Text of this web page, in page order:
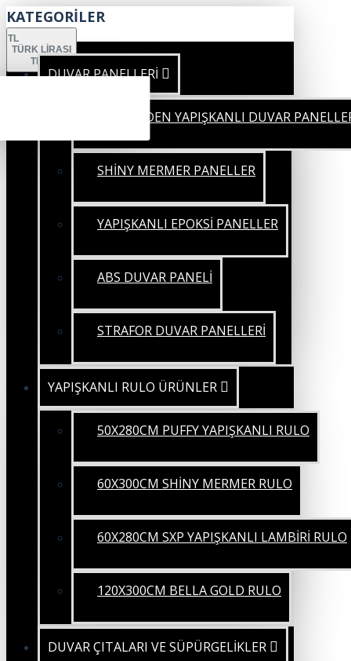
KATEGORİLER
TL
TÜRK LIRASI
TRY
DUVAR PANELLERİ
KENDİNDEN YAPIŞKANLI DUVAR
SHİNY MERMER PANELLER
YAPIŞKANLI EPOKSİ PANELLER
ABS DUVAR PANELİ
STRAFOR DUVAR PANELLERİ
YAPIŞKANLI RULO ÜRÜNLER
50X280CM PUFFY YAPIŞKANLI RULO
60X300CM SHİNY MERMER RULO
60X280CM SXP YAPIŞKANLI LAMBİRİ RULO
120X300CM BELLA GOLD RULO
DUVAR ÇITALARI VE SÜPÜRGELİKLER